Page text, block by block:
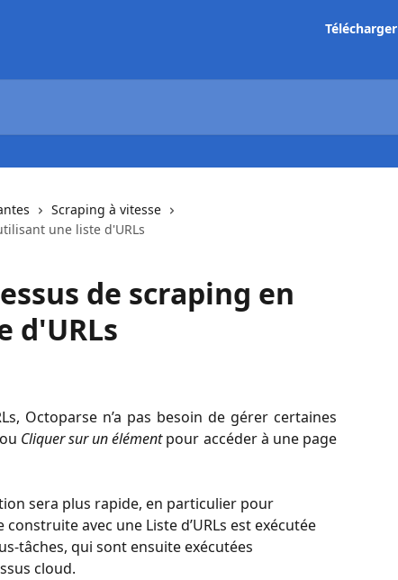
Télécharger
Scraping à vitesse
une liste d'URLs
de scraping en
d'URLs
Octoparse n’a pas besoin de gérer certaines
Cliquer sur un élémentpour accéder à une page
sera plus rapide, en particulier pour
construite avec une Liste d’URLs est exécutée
tâches, qui sont ensuite exécutées
cloud.